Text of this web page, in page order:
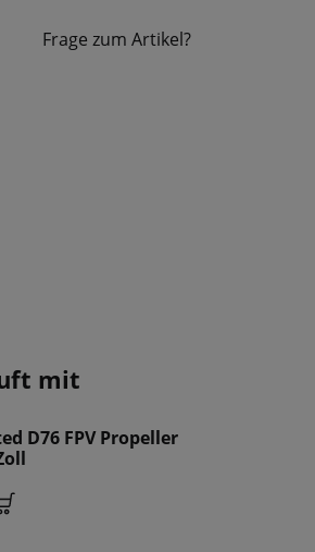
Frage zum Artikel?
mit
D76 FPV Propeller